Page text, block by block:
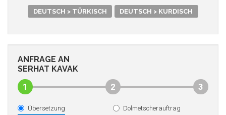
DEUTSCH > TÜRKISCH DEUTSCH > KURDISCH
ANFRAGE AN
SERHAT KAVAK
1 2 3
Übersetzung Dolmetscherauftrag